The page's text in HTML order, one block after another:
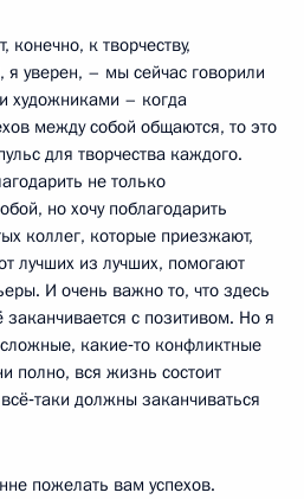
конечно, к творчеству,
уверен, – мы сейчас говорили
художниками – когда
между собой общаются, то это
для творчества каждого.
не только
но хочу поблагодарить
коллег, которые приезжают,
лучших из лучших, помогают
И очень важно то, что здесь
заканчивается с позитивом. Но я
какие‑то конфликтные
полно, вся жизнь состоит
должны заканчиваться
пожелать вам успехов.